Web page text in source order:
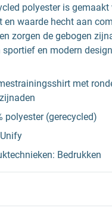
polyester is gemaakt
en waarde hecht aan
zorgen de gebogen
en modern
met
polyester (gerecycled)
Bedrukken